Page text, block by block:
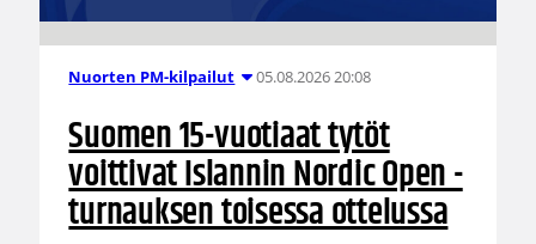
Nuorten PM-kilpailut 05.08.2026 20:08
Suomen 15-vuotiaat tytöt
voittivat Islannin Nordic Open -
turnauksen toisessa ottelussa